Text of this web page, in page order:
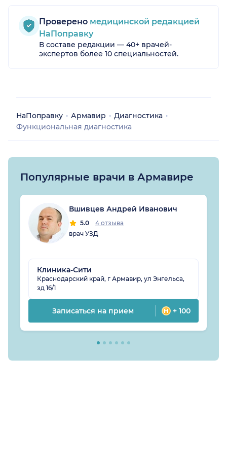
Проверено медицинской редакцией
НаПоправку
В составе редакции — 40+ врачей-
экспертов более 10 специальностей.
НаПоправку Армавир
Диагностика
Функциональная диагностика
Популярные врачи в Армавире
Вшивцев Андрей Иванович
5.0
4 отзыва
врач УЗД
Клиника-Сити
Краснодарский край, г Армавир, ул Энгельса,
зд 16/1
Записаться на прием + 100